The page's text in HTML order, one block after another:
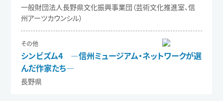
一般財団法人長野県文化振興事業団（芸術文化推進室、信
州アーツカウンシル）
その他
シンビズム4 ―信州ミュージアム・ネットワークが選
んだ作家たち―
長野県